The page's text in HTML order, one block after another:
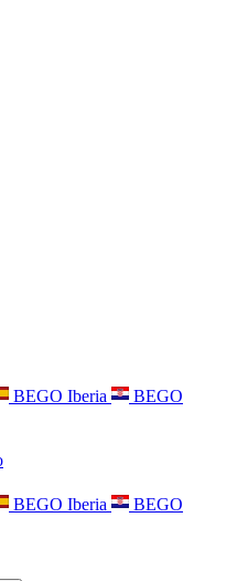
BEGO Iberia
BEGO
BEGO Iberia
BEGO